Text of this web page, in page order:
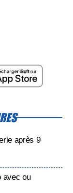
après 9
avec ou